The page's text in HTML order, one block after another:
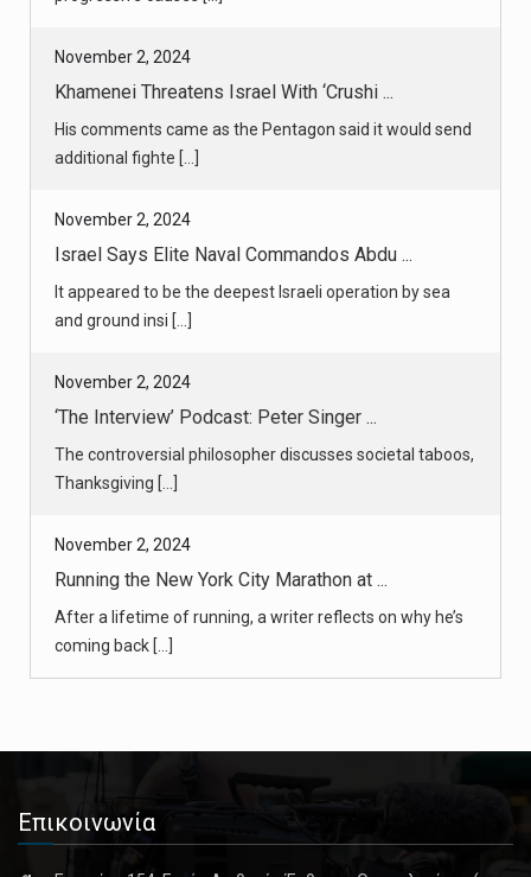
additional fighte [...]
Israel Says Elite Naval Commandos Abdu ...
and ground insi [...]
‘The Interview’ Podcast: Peter Singer ...
Thanksgiving [...]
Running the New York City Marathon at ...
coming back [...]
NYC Marathon Guide 2024: The Route, St ...
Everything you need to know about Sunday’s five-
Επικοινωνία